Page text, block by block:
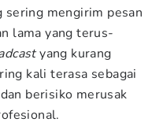
sering mengirim pesan
lama yang terus-
yang kurang
kali terasa sebagai
berisiko merusak